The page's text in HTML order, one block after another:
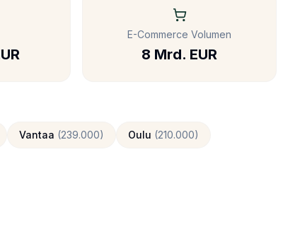
E-Commerce Volumen
8 Mrd. EUR
Vantaa (239.000) Oulu (210.000)